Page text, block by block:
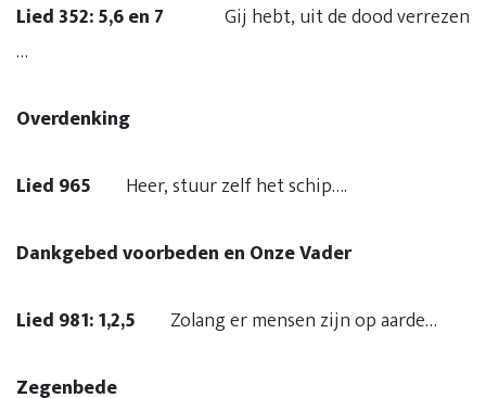
Lied 352: 5,6 en 7
Gij hebt, uit de dood verrezen
…
Overdenking
Lied 965 Heer, stuur zelf het schip….
Dankgebed voorbeden en Onze Vader
Lied 981: 1,2,5 Zolang er mensen zijn op aarde…
Zegenbede